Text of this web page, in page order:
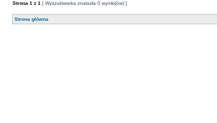
Strona 1 z 1 [ Wyszukiwarka znalazła 0 wyniki(ów) ]
Strona główna